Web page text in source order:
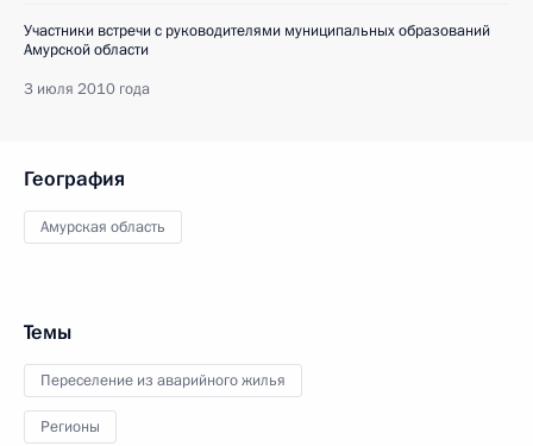
Участники встречи с руководителями муниципальных образований
Амурской области
3 июля 2010 года
География
Амурская область
Темы
Переселение из аварийного жилья
Регионы